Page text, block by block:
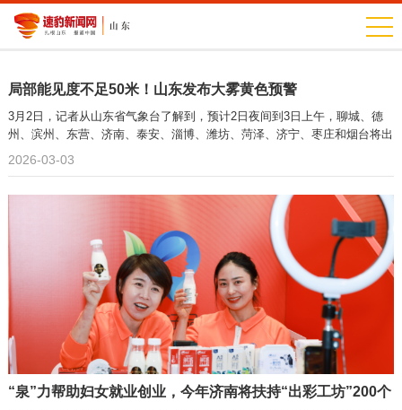
局部能见度不足50米！山东发布大雾黄色预警
3月2日，记者从山东省气象台了解到，预计2日夜间到3日上午，聊城、德
州、滨州、东营、济南、泰安、淄博、潍坊、菏泽、济宁、枣庄和烟台将出
2026-03-03
“泉”力帮助妇女就业创业，今年济南将扶持“出彩工坊”200个